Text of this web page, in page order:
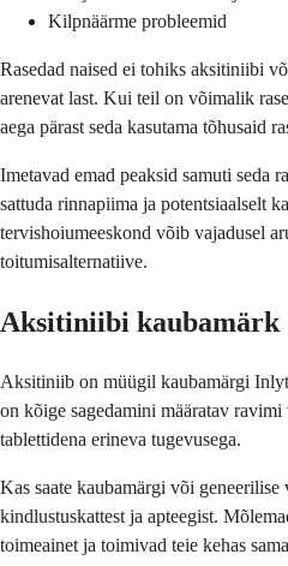
Kilpnäärme probleemid
Rasedad naised ei tohiks aksitiniibi
arenevat last. Kui teil on võimalik
aega pärast seda kasutama tõhusaid
Imetavad emad peaksid samuti seda
sattuda rinnapiima ja potentsiaalselt
tervishoiumeeskond võib vajadusel
toitumisalternatiive.
Aksitiniibi kaubamärk
Aksitiniib on müügil kaubamärgi
on kõige sagedamini määratav ravimi
tablettidena erineva tugevusega.
Kas saate kaubamärgi või
kindlustuskattest ja apteegist.
toimeainet ja toimivad teie kehas